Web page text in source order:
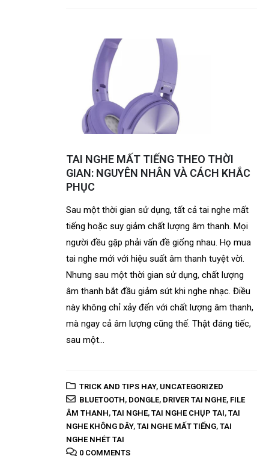
TAI NGHE MẤT TIẾNG THEO THỜI
GIAN: NGUYÊN NHÂN VÀ CÁCH KHẮC
PHỤC
Sau một thời gian sử dụng, tất cả tai nghe mất
tiếng hoặc suy giảm chất lượng âm thanh. Mọi
người đều gặp phải vấn đề giống nhau. Họ mua
tai nghe mới với hiệu suất âm thanh tuyệt vời.
Nhưng sau một thời gian sử dụng, chất lượng
âm thanh bắt đầu giảm sút khi nghe nhạc. Điều
này không chỉ xảy đến với chất lượng âm thanh,
mà ngay cả âm lượng cũng thế. Thật đáng tiếc,
sau một...
TRICK AND TIPS HAY, UNCATEGORIZED
BLUETOOTH, DONGLE, DRIVER TAI NGHE, FILE
ÂM THANH, TAI NGHE, TAI NGHE CHỤP TAI, TAI
NGHE KHÔNG DÂY, TAI NGHE MẤT TIẾNG, TAI
NGHE NHÉT TAI
0 COMMENTS